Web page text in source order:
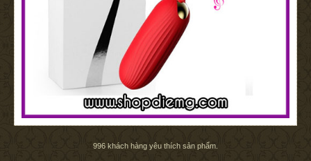
996 khách hàng yêu thích sản phẩm.